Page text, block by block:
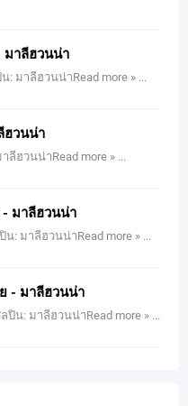
มาลีฮวนน่า
: มาลีฮวนน่าRead more » ...
ฮวนน่า
ฮวนน่าRead more » ...
- มาลีฮวนน่า
: มาลีฮวนน่าRead more » ...
- มาลีฮวนน่า
ปิน: มาลีฮวนน่าRead more » ...